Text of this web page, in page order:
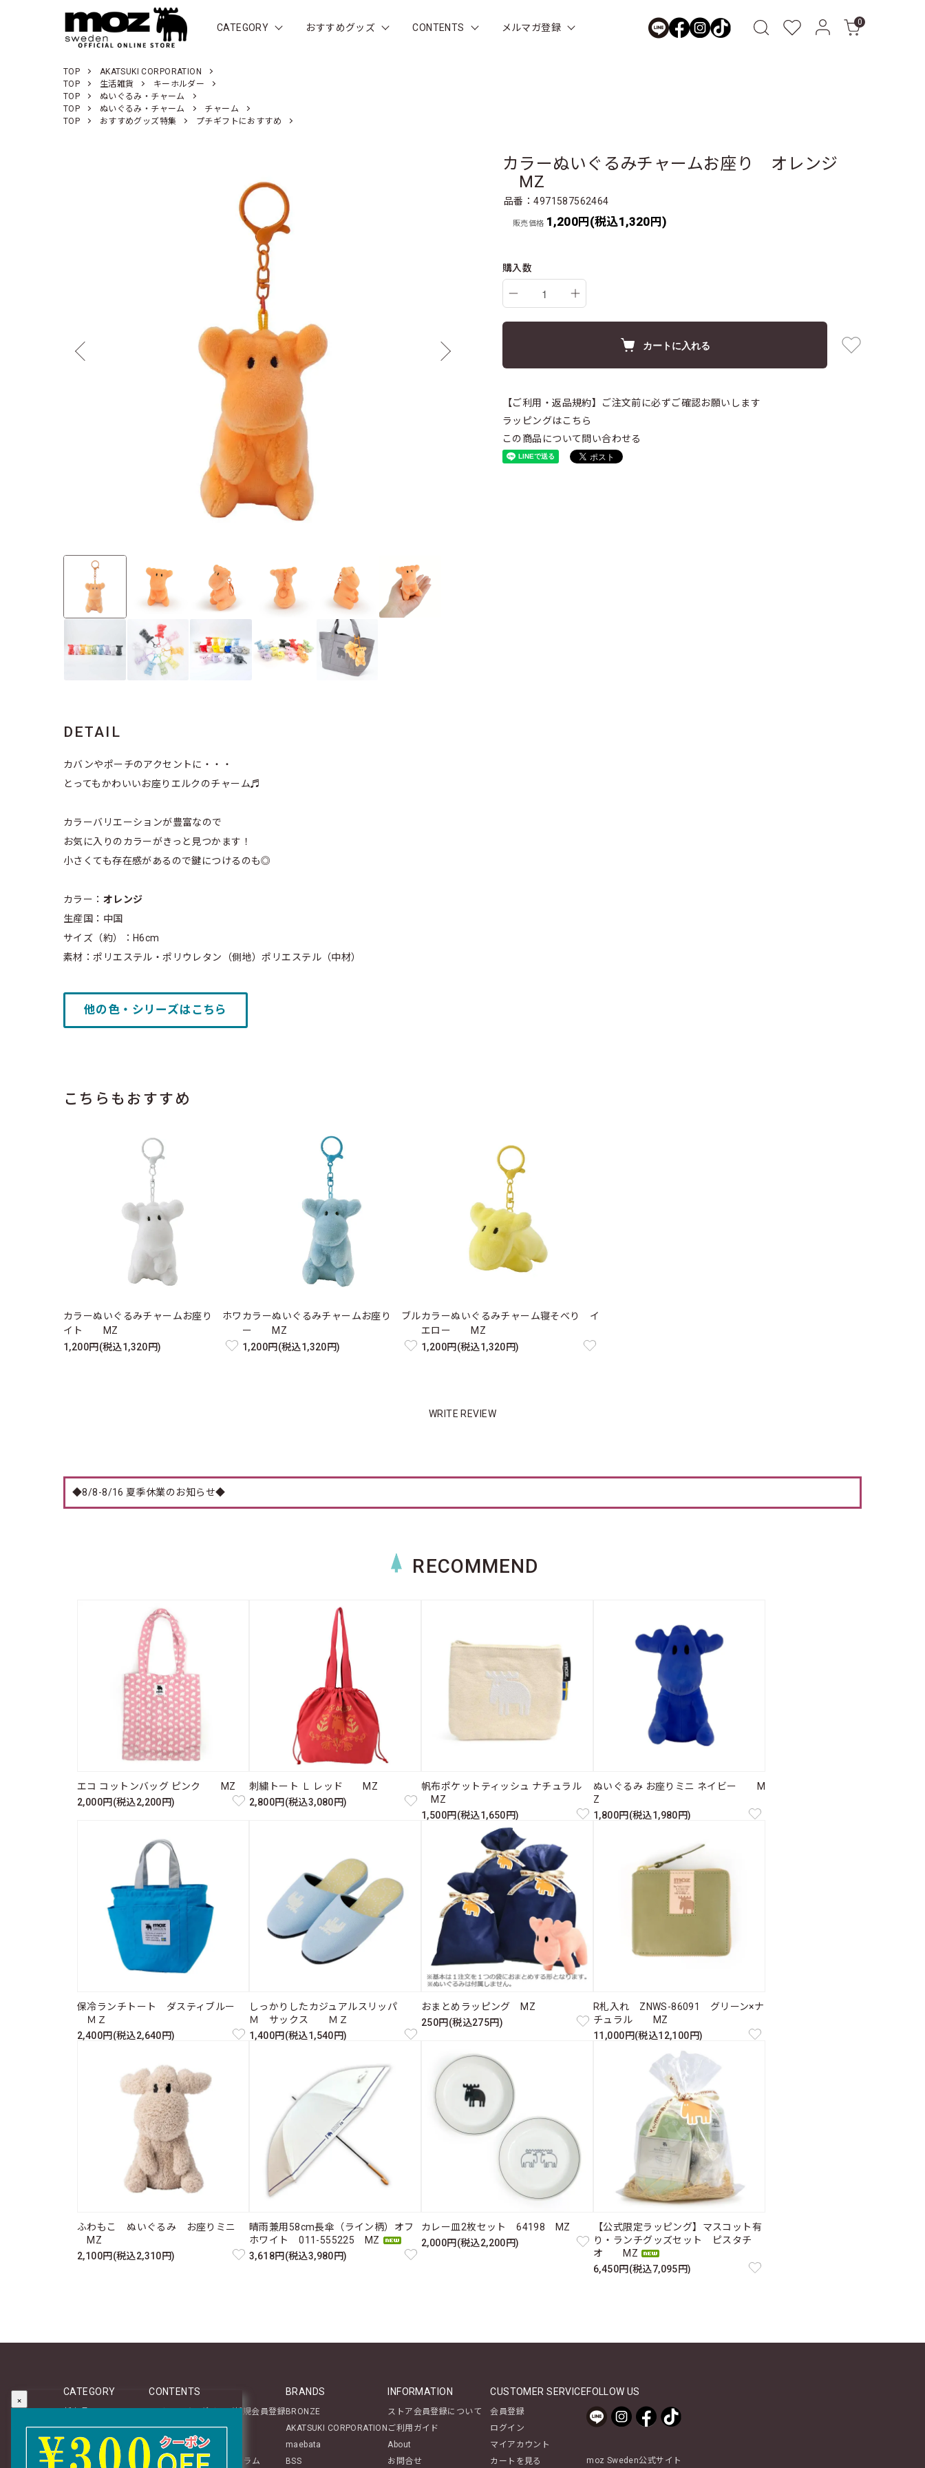
CATEGORY おすすめグッズ CONTENTS メルマガ登録 0
TOP
AKATSUKI CORPORATION
TOP
生活雑貨
キーホルダー
TOP
ぬいぐるみ・チャーム
TOP
ぬいぐるみ・チャーム
チャーム
TOP
おすすめグッズ特集 プチギフトにおすすめ
カラーぬいぐるみチャームお座り オレンジ
MZ
品番：4971587562464
販売価格 1,200円(税込1,320円)
購入数
カートに入れる
【ご利用・返品規約】ご注文前に必ずご確認お願いします
ラッピングはこちら
この商品について問い合わせる
DETAIL
カバンやポーチのアクセントに・・・
とってもかわいいお座りエルクのチャーム♬
カラーバリエーションが豊富なので
お気に入りのカラーがきっと見つかます！
小さくても存在感があるので鍵につけるのも◎
カラー： オレンジ
生産国：中国
サイズ（約）：H6cm
素材：ポリエステル・ポリウレタン（側地）ポリエステル（中材）
他の色・シリーズはこちら
こちらもおすすめ
カラーぬいぐるみチャームお座り ホワ
イト MZ
1,200円(税込1,320円)
カラーぬいぐるみチャームお座り ブル
ー MZ
1,200円(税込1,320円)
カラーぬいぐるみチャーム寝そべり イ
エロー MZ
1,200円(税込1,320円)
WRITE REVIEW
◆8/8-8/16 夏季休業のお知らせ◆
RECOMMEND
エコ コットンバッグ ピンク MZ
2,000円(税込2,200円)
刺繍トート Ｌ レッド MZ
2,800円(税込3,080円)
帆布ポケットティッシュ ナチュラル
MZ
1,500円(税込1,650円)
ぬいぐるみ お座りミニ ネイビー M
Z
1,800円(税込1,980円)
保冷ランチトート ダスティブルー
ＭＺ
2,400円(税込2,640円)
しっかりしたカジュアルスリッパ
Ｍ サックス ＭＺ
1,400円(税込1,540円)
おまとめラッピング MZ
250円(税込275円)
R札入れ ZNWS-86091 グリーン×ナ
チュラル MZ
11,000円(税込12,100円)
ふわもこ ぬいぐるみ お座りミニ
MZ
2,100円(税込2,310円)
晴雨兼用58cm長傘（ライン柄）オフ
ホワイト 011-555225 MZ
3,618円(税込3,980円)
カレー皿2枚セット 64198 MZ
2,000円(税込2,200円)
【公式限定ラッピング】マスコット有
り・ランチグッズセット ピスタチ
オ MZ
6,450円(税込7,095円)
CATEGORY
テーブルウェア
ステーショナリー
生活雑貨
CONTENTS
マイページログイン／新規会員登録
About
レビュー投稿のご案内
mozアイテムに関するコラム
BRANDS
BRONZE
AKATSUKI CORPORATION
maebata
BSS
INFORMATION
ストア会員登録について
ご利用ガイド
About
お問合せ
CUSTOMER SERVICE
会員登録
ログイン
マイアカウント
カートを見る
FOLLOW US
moz Sweden公式サイト
×